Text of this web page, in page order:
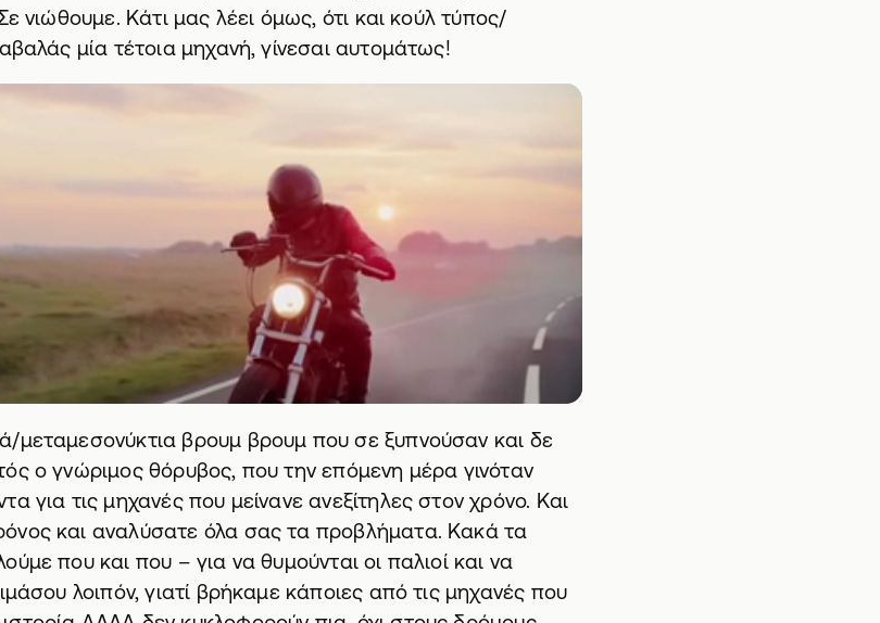
νιώθουμε. Κάτι μας λέει όμως, ότι και κούλ τύπος/
μία τέτοια μηχανή, γίνεσαι αυτομάτως!
μεταμεσονύκτια βρουμ βρουμ που σε ξυπνούσαν και δε
ο γνώριμος θόρυβος, που την επόμενη μέρα γινόταν
για τις μηχανές που μείνανε ανεξίτηλες στον χρόνο. Και
και αναλύσατε όλα σας τα προβλήματα. Κακά τα
που και που – για να θυμούνται οι παλιοί και να
λοιπόν, γιατί βρήκαμε κάποιες από τις μηχανές που